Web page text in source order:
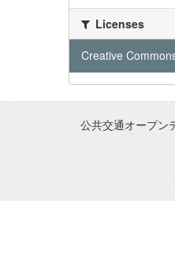
Licenses
Creative
公共交通オープン